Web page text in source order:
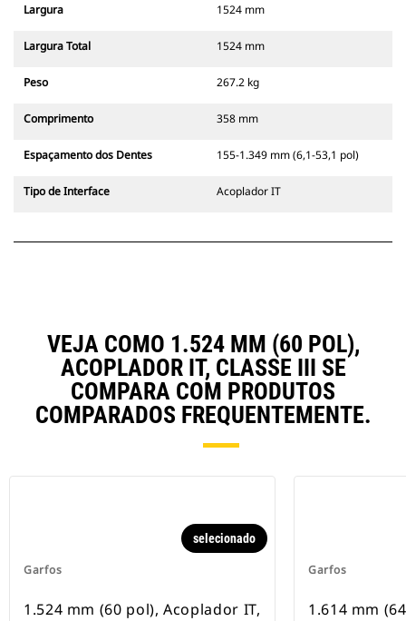
Largura 1524 mm
Largura Total 1524 mm
Peso 267.2 kg
Comprimento 358 mm
Espaçamento dos Dentes 155-1.349 mm (6,1-53,1 pol)
Tipo de Interface Acoplador IT
VEJA COMO 1.524 MM (60 POL),
ACOPLADOR IT, CLASSE III SE
COMPARA COM PRODUTOS
COMPARADOS FREQUENTEMENTE.
Garfos
selecionado
1.524 mm (60 pol), Acoplador IT,
Garfos
1.614 mm